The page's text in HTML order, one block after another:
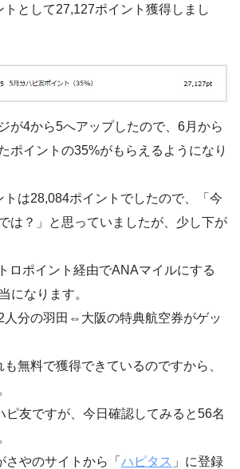
として27,127ポイント獲得しまし
が4から5へアップしたので、6月から
ポイントの35%がもらえるようになり
は28,084ポイントでしたので、「今
は？」と思っていましたが、少し下が
ロポイント経由でANAマイルにする
になります。
人分の羽田⇔大阪の特典航空券がゲッ
無料で獲得できているのですから、
ピ友ですが、今日確認してみると56名
やのサイトから「 ハピタス 」に登録